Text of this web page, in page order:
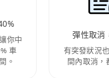
你中
車
。
彈性取消
有突發狀況
間內取消，